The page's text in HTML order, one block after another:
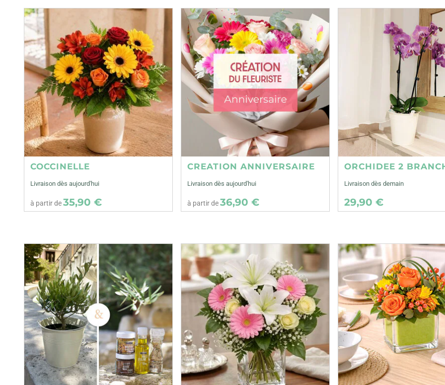
COCCINELLE
Livraison dès aujourd'hui
à partir de35,90 €
CREATION ANNIVERSAIRE
Livraison dès aujourd'hui
à partir de36,90 €
ORCHIDEE 2
Livraison dès demain
29,90 €